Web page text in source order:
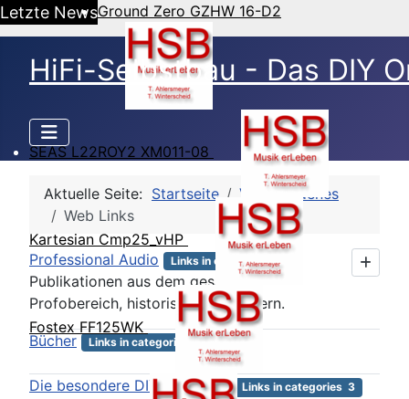
Letzte NewsGround Zero GZHW 16-D2
SEAS L22ROY2 XM011-08
Kartesian Cmp25_vHP
Fostex FF125WK
HiFi-Selbstbau - Das DIY
Aktuelle Seite: Startseite
Verschiedenes
Web Links
Professional Audio Links in categories 3
Publikationen aus dem gesamten
Profobereich, historisch und modern.
Bücher Links in categories 1
Die besondere DIY-HiFi Seite Links in categories 3